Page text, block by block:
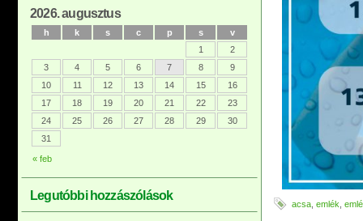
acsa emlék
2026. augusztus
h k s c p s v
« feb
1
2
3
4 5 6 7 8
9
10
11 12 13 14 15
16
17
18 19 20 21 22
23
24
25 26 27 28 29
30
31
Legutóbbi hozzászólások